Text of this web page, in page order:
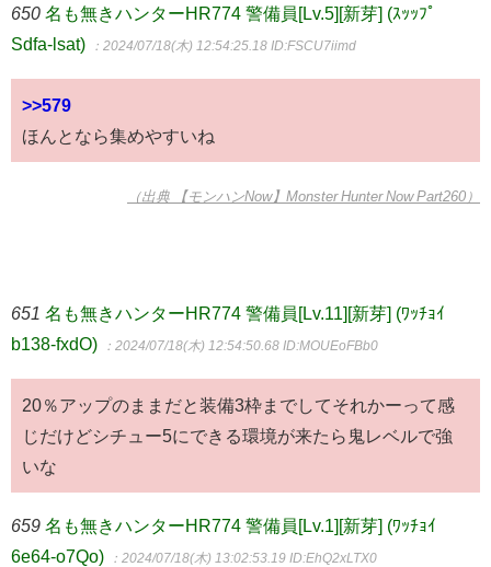
650 名も無きハンターHR774 警備員[Lv.5][新芽] (ｽｯｯﾌﾟ
Sdfa-lsat)
：2024/07/18(木) 12:54:25.18 ID:FSCU7iimd
>>579
ほんとなら集めやすいね
（出典 【モンハンNow】Monster Hunter Now Part260）
651 名も無きハンターHR774 警備員[Lv.11][新芽] (ﾜｯﾁｮｲ
b138-fxdO)
：2024/07/18(木) 12:54:50.68 ID:MOUEoFBb0
20％アップのままだと装備3枠までしてそれかーって感
じだけどシチュー5にできる環境が来たら鬼レベルで強
いな
659 名も無きハンターHR774 警備員[Lv.1][新芽] (ﾜｯﾁｮｲ
6e64-o7Qo)
：2024/07/18(木) 13:02:53.19 ID:EhQ2xLTX0